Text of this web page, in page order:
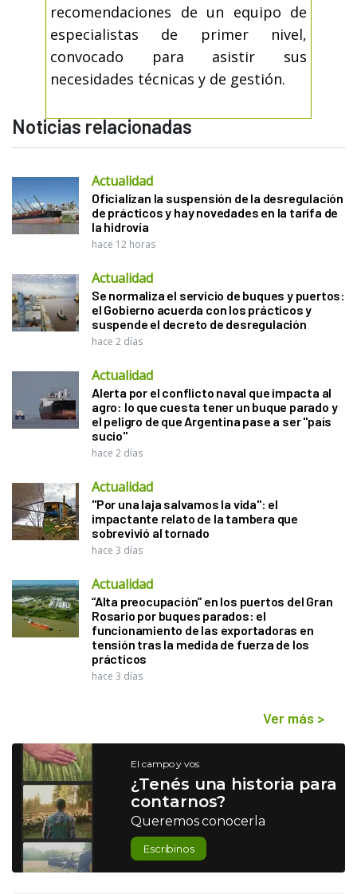
recomendaciones de un equipo de
especialistas de primer nivel,
convocado para asistir sus
necesidades técnicas y de gestión.
Noticias relacionadas
Actualidad
Oficializan la suspensión de la desregulación
de prácticos y hay novedades en la tarifa de
la hidrovía
hace 12 horas
Actualidad
Se normaliza el servicio de buques y puertos:
el Gobierno acuerda con los prácticos y
suspende el decreto de desregulación
hace 2 días
Actualidad
Alerta por el conflicto naval que impacta al
agro: lo que cuesta tener un buque parado y
el peligro de que Argentina pase a ser "país
sucio"
hace 2 días
Actualidad
"Por una laja salvamos la vida": el
impactante relato de la tambera que
sobrevivió al tornado
hace 3 días
Actualidad
“Alta preocupación” en los puertos del Gran
Rosario por buques parados: el
funcionamiento de las exportadoras en
tensión tras la medida de fuerza de los
prácticos
hace 3 días
Ver más >
El campo y vos
¿Tenés una historia para
contarnos?
Queremos conocerla
Escribinos